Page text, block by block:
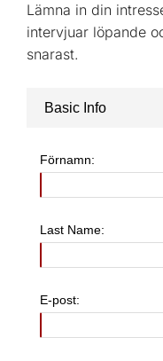
Lämna in din
intervjuar löpande
snarast.
Basic Info
Förnamn:
Last Name:
E-post: